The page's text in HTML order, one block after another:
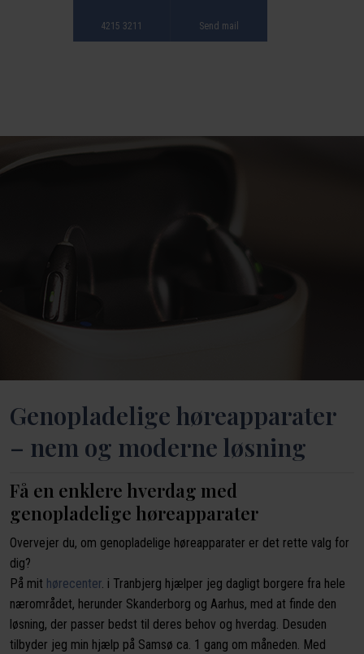
4215 3211 Send mail
Genopladelige høreapparater
– nem og moderne løsning​
Få en enklere hverdag med
genopladelige høreapparater
Overvejer du, om genopladelige høreapparater er det rette valg for
dig?
På mit hørecenter. i Tranbjerg hjælper jeg dagligt borgere fra hele
nærområdet, herunder Skanderborg og Aarhus, med at finde den
løsning, der passer bedst til deres behov og hverdag. Desuden
tilbyder jeg min hjælp på Samsø ca. 1 gang om måneden. Med